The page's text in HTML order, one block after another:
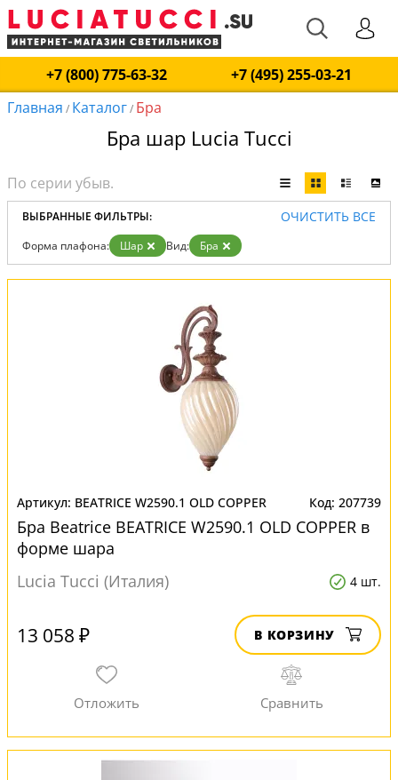
+7 (800) 775-63-32
+7 (495) 255-03-21
Главная / Каталог/ Бра
Бра шар Lucia Tucci
ВЫБРАННЫЕ ФИЛЬТРЫ: ОЧИСТИТЬ ВСЕ
Форма плафона: Шар Вид: Бра
BEATRICE W2590.1 OLD COPPER 207739
Бра Beatrice BEATRICE W2590.1 OLD COPPER в
форме шара
Lucia Tucci (Италия)
4 шт.
13 058 ₽ В КОРЗИНУ